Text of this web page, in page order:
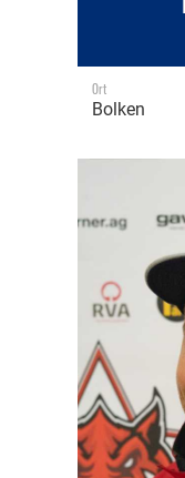
Ort
Bolken